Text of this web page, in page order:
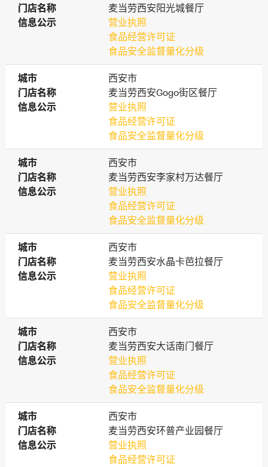
门店名称
门店名称
麦当劳西安阳光城餐厅
信息公示
信息公示
营业执照
食品经营许可证
食品安全监督量化分级
城市
城市
西安市
门店名称
门店名称
麦当劳西安Gogo街区餐厅
信息公示
信息公示
营业执照
食品经营许可证
食品安全监督量化分级
城市
城市
西安市
门店名称
门店名称
麦当劳西安李家村万达餐厅
信息公示
信息公示
营业执照
食品经营许可证
食品安全监督量化分级
城市
城市
西安市
门店名称
门店名称
麦当劳西安水晶卡芭拉餐厅
信息公示
信息公示
营业执照
食品经营许可证
食品安全监督量化分级
城市
城市
西安市
门店名称
门店名称
麦当劳西安大话南门餐厅
信息公示
信息公示
营业执照
食品经营许可证
食品安全监督量化分级
城市
城市
西安市
门店名称
门店名称
麦当劳西安环普产业园餐厅
信息公示
信息公示
营业执照
食品经营许可证